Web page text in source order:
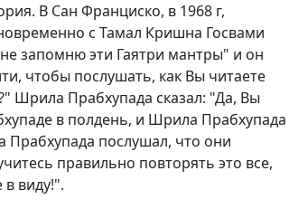
В Сан Франциско, в 1968 г,
с Тамал Кришна Госвами
запомню эти Гаятри мантры" и он
чтобы послушать, как Вы читаете
Шрила Прабхупада сказал: "Да, Вы
в полдень, и Шрила Прабхупада
Прабхупада послушал, что они
правильно повторять это все,
виду!".